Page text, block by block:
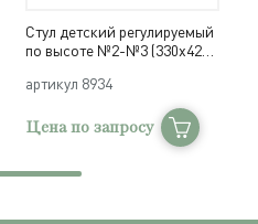
Стул детский регулируемый
по высоте №2-№3 (330х420,
артикул 8934
Цена по запросу